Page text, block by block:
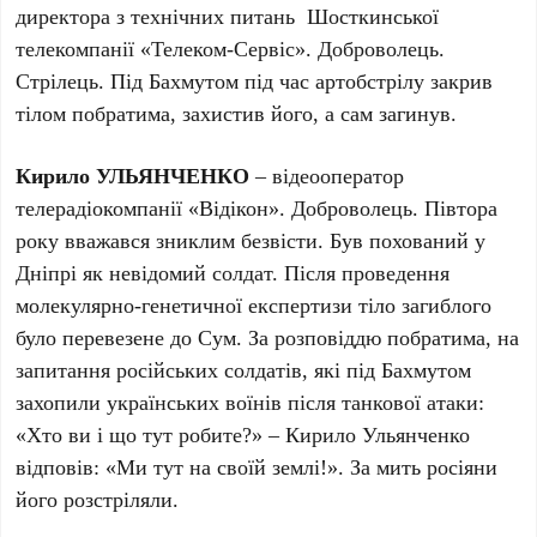
директора з технічних питань Шосткинської
телекомпанії «Телеком-Сервіс». Доброволець.
Стрілець. Під Бахмутом під час артобстрілу закрив
тілом побратима, захистив його, а сам загинув.
Кирило УЛЬЯНЧЕНКО – відеооператор
телерадіокомпанії «Відікон». Доброволець. Півтора
року вважався зниклим безвісти. Був похований у
Дніпрі як невідомий солдат. Після проведення
молекулярно-генетичної експертизи тіло загиблого
було перевезене до Сум. За розповіддю побратима, на
запитання російських солдатів, які під Бахмутом
захопили українських воїнів після танкової атаки:
«Хто ви і що тут робите?» – Кирило Ульянченко
відповів: «Ми тут на своїй землі!». За мить росіяни
його розстріляли.